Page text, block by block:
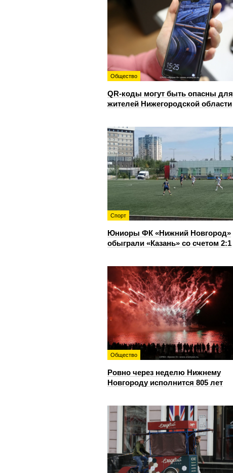
Общество
QR-коды могут быть опасны для
жителей Нижегородской области
Спорт
Юниоры ФК «Нижний Новгород»
обыграли «Казань» со счетом 2:1
Общество
Ровно через неделю Нижнему
Новгороду исполнится 805 лет